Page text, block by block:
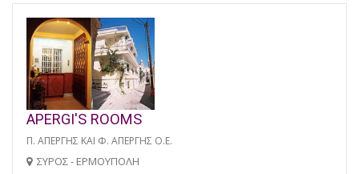
APERGI'S ROOMS
Π. ΑΠΕΡΓΗΣ ΚΑΙ Φ. ΑΠΕΡΓΗΣ Ο.Ε.
ΣΥΡΟΣ - ΕΡΜΟΥΠΟΛΗ